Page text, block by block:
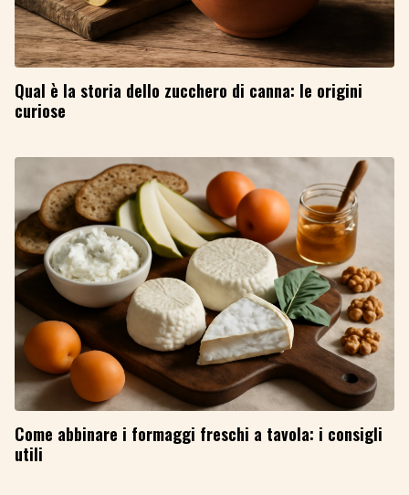
Qual è la storia dello zucchero di canna: le origini
curiose
Come abbinare i formaggi freschi a tavola: i consigli
utili